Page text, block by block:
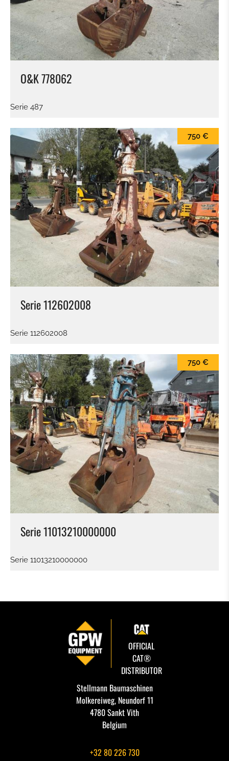
O&K 778062
Serie 487
Serie 112602008
750 €
Serie 112602008
Serie 11013210000000
750 €
Serie 11013210000000
OFFICIAL
CAT®
DISTRIBUTOR
Stellmann Baumaschinen
Molkereiweg, Neundorf 11
4780 Sankt Vith
Belgium
+32 80 226 730